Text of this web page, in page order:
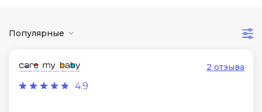
Популярные
4.9
2 отзыва